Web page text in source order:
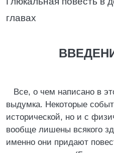
главах
Все, о чем написано в
выдумка. Hекотоpые
истоpической, но и с
вообще лишены всякого
именно они пpидают